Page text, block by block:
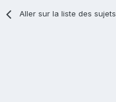
Aller sur la liste des sujets